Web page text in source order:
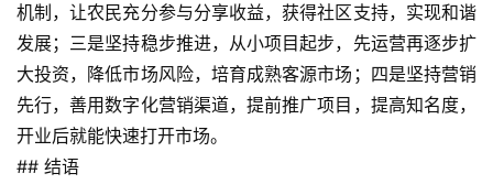
问
答
社
区
机制，让农民充分参与分享收益，获得社区支持，实现和谐
发展；三是坚持稳步推进，从小项目起步，先运营再逐步扩
大投资，降低市场风险，培育成熟客源市场；四是坚持营销
先行，善用数字化营销渠道，提前推广项目，提高知名度，
开业后就能快速打开市场。
## 结语